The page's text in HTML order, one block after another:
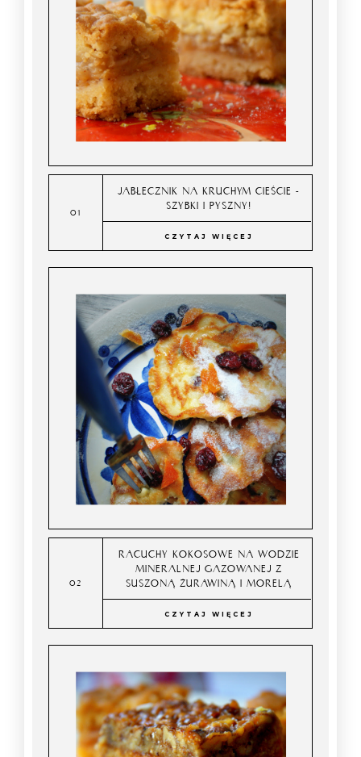
JABŁECZNIK NA KRUCHYM CIEŚCIE -
SZYBKI I PYSZNY!
CZYTAJ WIĘCEJ
RACUCHY KOKOSOWE NA WODZIE
MINERALNEJ GAZOWANEJ Z
SUSZONĄ ŻURAWINĄ I MORELĄ
CZYTAJ WIĘCEJ